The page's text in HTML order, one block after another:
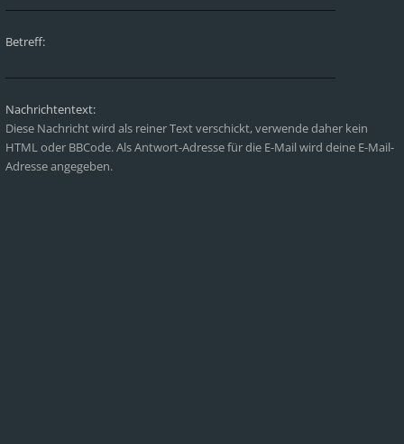
Betreff:
Nachrichtentext:
Diese Nachricht wird als reiner Text verschickt, verwende daher kein
HTML oder BBCode. Als Antwort-Adresse für die E-Mail wird deine E-Mail-
Adresse angegeben.